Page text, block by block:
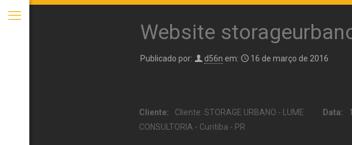
Website
Publicado por: d56n em: 16 de março de 2016
Cliente:
Cliente: STORAGE URBANO - LUME
CONSULTORIA - Curitiba - PR
Data: